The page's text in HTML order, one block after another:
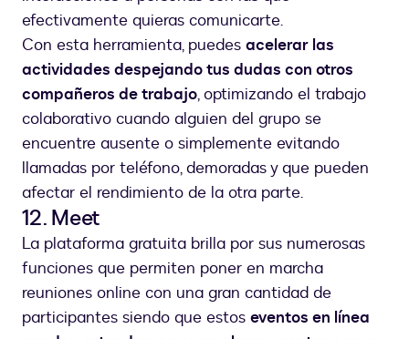
efectivamente quieras comunicarte.
Con esta herramienta, puedes acelerar las
actividades despejando tus dudas con otros
compañeros de trabajo, optimizando el trabajo
colaborativo cuando alguien del grupo se
encuentre ausente o simplemente evitando
llamadas por teléfono, demoradas y que pueden
afectar el rendimiento de la otra parte.
12. Meet
La plataforma gratuita brilla por sus numerosas
funciones que permiten poner en marcha
reuniones online con una gran cantidad de
participantes siendo que estos eventos en línea